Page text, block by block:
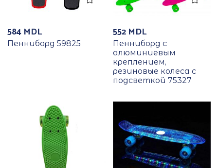
584 MDL
Пенниборд 59825
552 MDL
Пенниборд с
алюминиевым
креплением,
резиновые колеса с
подсветкой 75327